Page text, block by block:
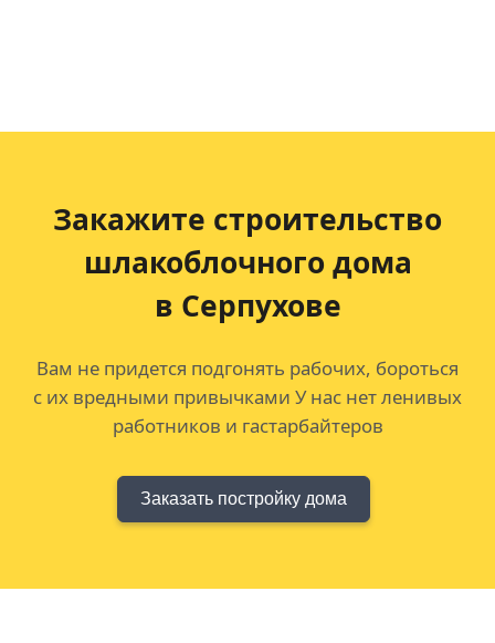
Закажите строительство
шлакоблочного дома
в Серпухове
Вам не придется подгонять рабочих, бороться
с их вредными привычками У нас нет ленивых
работников и гастарбайтеров
Заказать постройку дома